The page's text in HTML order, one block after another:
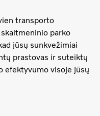
transporto
parko
jūsų sunkvežimiai
prastovas ir suteiktų
efektyvumo visoje jūsų